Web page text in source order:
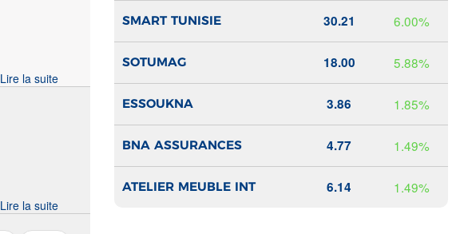
Lire la suite
Lire la suite
SMART TUNISIE 30.21 6.00%
SOTUMAG 18.00 5.88%
ESSOUKNA 3.86 1.85%
BNA ASSURANCES 4.77 1.49%
ATELIER MEUBLE INT 6.14 1.49%